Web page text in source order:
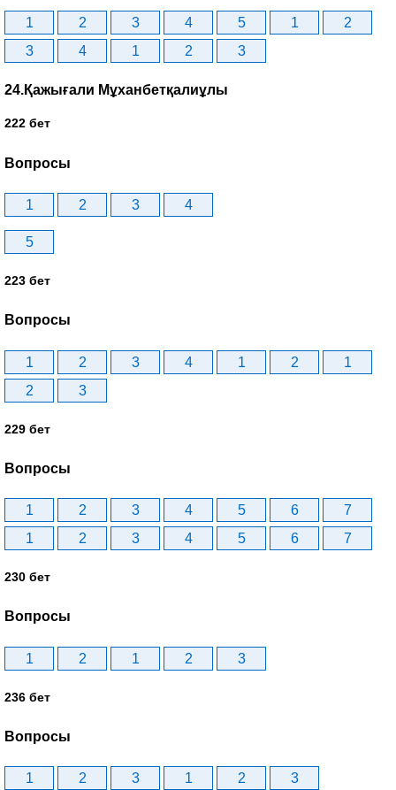
1 2 3 4 5 1
2
3
4 1 2 3
24.Қажығали Мұханбетқалиұлы
222 бет
Вопросы
1 2 3 4
5
223 бет
Вопросы
1 2 3 4 1 2
1
2
3
229 бет
Вопросы
1 2 3 4 5 6
7
1
2 3 4 5 6 7
230 бет
Вопросы
1 2 1 2 3
236 бет
Вопросы
1 2 3 1 2 3